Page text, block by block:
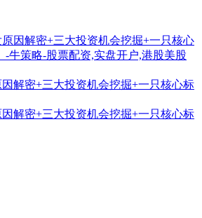
解密+三大投资机会挖掘+一只核心标
解密+三大投资机会挖掘+一只核心标